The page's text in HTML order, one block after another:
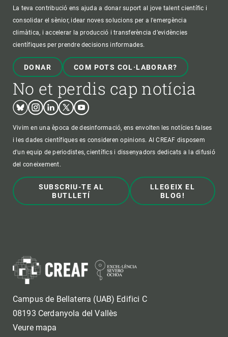
La teva contribució ens ajuda a donar suport al jove talent científic i
consolidar el sènior, idear noves solucions per a l'emergència
climàtica, i accelerar la producció i transferència d’evidències
científiques per prendre decisions informades.
DONAR COM POTS COL·LABORAR?
No et perdis cap notícia
BlueskyInstagram
LinkedinTwitterYoutube
Vivim en una època de desinformació, ens envolten les notícies falses
i les dades científiques es consideren opinions. Al CREAF disposem
d'un equip de periodistes, científics i dissenyadors dedicats a la difusió
del coneixement.
SUBSCRIU-TE AL
BUTLLETÍ
LLEGEIX EL
BLOG!
Campus de Bellaterra (UAB) Edifici C
08193 Cerdanyola del Vallès
Veure mapa